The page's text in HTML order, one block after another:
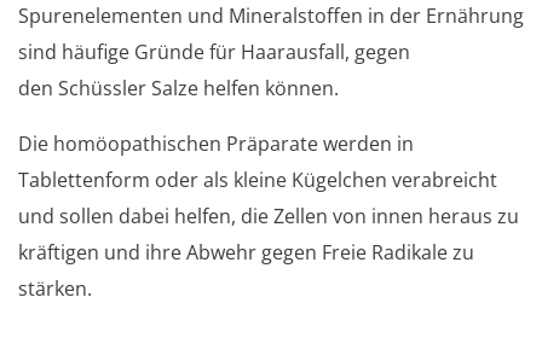
Spurenelementen und Mineralstoffen in der Ernährung
sind häufige Gründe für Haarausfall, gegen
den Schüssler Salze helfen können.
Die homöopathischen Präparate werden in
Tablettenform oder als kleine Kügelchen verabreicht
und sollen dabei helfen, die Zellen von innen heraus zu
kräftigen und ihre Abwehr gegen Freie Radikale zu
stärken.